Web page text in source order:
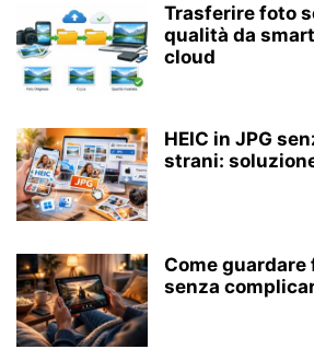
Trasferire foto
qualità da
cloud
HEIC in JPG
strani:
Come guardare
senza